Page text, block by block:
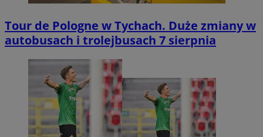
Tour de Pologne w Tychach. Duże zmiany w
autobusach i trolejbusach 7 sierpnia